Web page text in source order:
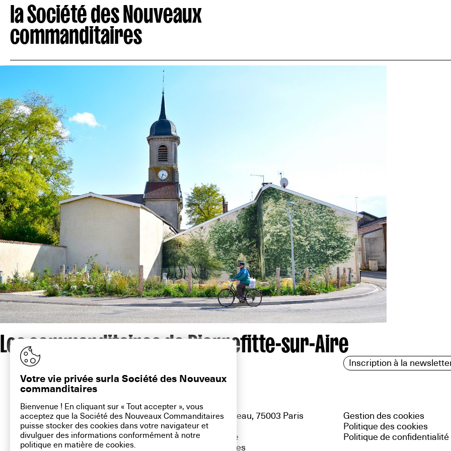
la Société des Nouveaux
commanditaires
Les commanditaires de Pierrefitte-sur-Aire
contact@la-snc.org Inscription à la
16 rue Rambuteau, 75003 Paris
Plan du site
Aide sur ce site
Gestion des cookies
Politique des cookies
Politique de confidentialité
Mentions légales
Votre vie privée surla Société des Nouveaux
commanditaires
Bienvenue ! En cliquant sur « Tout accepter », vous
acceptez que la Société des Nouveaux Commanditaires
puisse stocker des cookies dans votre navigateur et
divulguer des informations conformément à notre
politique en matière de cookies.